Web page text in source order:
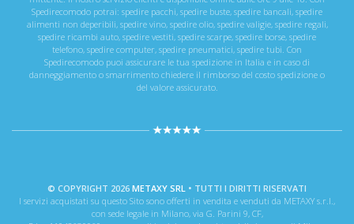
Spedirecomodo potrai: spedire pacchi, spedire buste, spedire bancali, spedire
alimenti non deperibili, spedire vino, spedire olio, spedire valigie, spedire regali,
spedire ricambi auto, spedire vestiti, spedire scarpe, spedire borse, spedire
telefono, spedire computer, spedire pneumatici, spedire tubi. Con
Spedirecomodo puoi assicurare le tua spedizione in Italia e in caso di
danneggiamento o smarrimento chiedere il rimborso del costo spedizione o
del valore assicurato.
© COPYRIGHT 2026 METAXY SRL • TUTTI I DIRITTI RISERVATI
I servizi acquistati su questo Sito sono offerti in vendita e venduti da METAXY s.r.l.,
con sede legale in Milano, via G. Parini 9, CF,